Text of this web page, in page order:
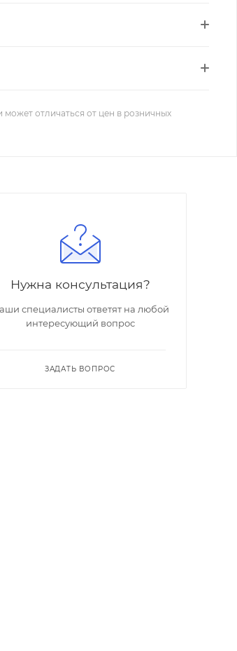
отличаться от цен в розничных
Нужна консультация?
специалисты ответят на любой
интересующий вопрос
ЗАДАТЬ ВОПРОС